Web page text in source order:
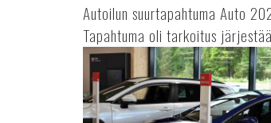
Autoilun suurtapahtuma Auto
Tapahtuma oli tarkoitus
Autoveron
tuotossa
selvää
laskua